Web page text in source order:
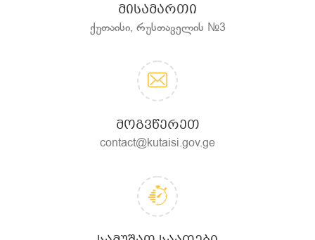
ᲛᲘᲡᲐᲛᲐᲠᲗᲘ
ქუთაისი, რუსთაველის №3
ᲛᲝᲒᲕᲬᲔᲠᲔᲗ
contact@kutaisi.gov.ge